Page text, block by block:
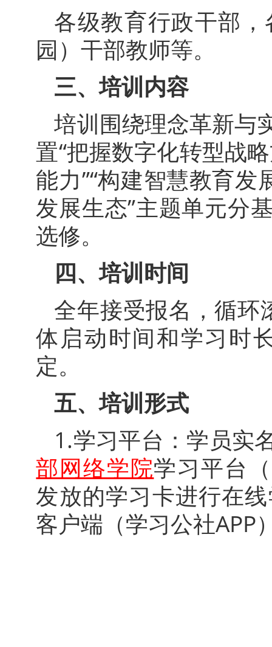
各级教育行政干部
园）干部教师等。
三、培训内容
培训围绕理念革新与
置“把握数字化转型战
能力”“构建智慧教育发
发展生态”主题单元分
选修。
四、培训时间
全年接受报名，循环
体启动时间和学习时
定。
五、培训形式
1.学习平台：学员实
部网络学院学习平台
发放的学习卡进行在
客户端（学习公社APP